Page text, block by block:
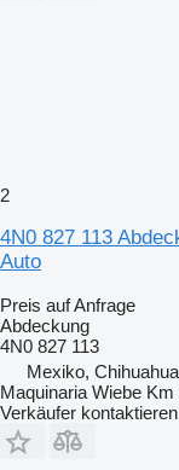
2
4N0 827 113
Auto
Preis auf Anfrage
Abdeckung
4N0 827 113
Mexiko, Chihuahua
Maquinaria Wiebe Km
Verkäufer kontaktieren